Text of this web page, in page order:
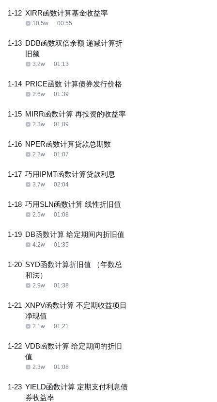
1-12 XIRR函数计算基金收益率
10.5w 00:55
1-13 DDB函数双倍余额 递减计算折
旧额
3.2w 01:13
1-14 PRICE函数 计算债券发行价格
2.6w 01:39
1-15 MIRR函数计算 再投资的收益率
2.3w 01:09
1-16 NPER函数计算贷款总期数
2.2w 01:07
1-17 巧用IPMT函数计算贷款利息
3.7w 02:04
1-18 巧用SLN函数计算 线性折旧值
2.5w 01:08
1-19 DB函数计算 给定期间内折旧值
4.2w 01:35
1-20 SYD函数计算折旧值 （年数总
和法）
2.9w 01:38
1-21 XNPV函数计算 不定期收益项目
净现值
2.1w 01:21
1-22 VDB函数计算 给定期间的折旧
值
2.3w 01:08
1-23 YIELD函数计算 定期支付利息债
券收益率